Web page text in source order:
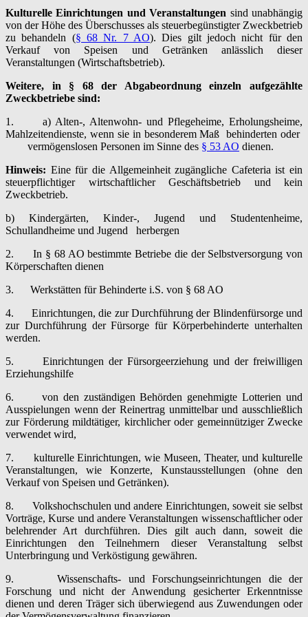
Kulturelle Einrichtungen und Veranstaltungen sind unabhängig
von der Höhe des Überschusses als steuerbegünstigter Zweckbetrieb
zu behandeln (§ 68 Nr. 7 AO). Dies gilt jedoch nicht für den
Verkauf von Speisen und Getränken anlässlich dieser
Veranstaltungen (Wirtschaftsbetrieb).
Weitere, in § 68 der Abgabeordnung einzeln aufgezählte
Zweckbetriebe sind:
1. a) Alten-, Altenwohn- und Pflegeheime, Erholungsheime,
Mahlzeitendienste, wenn sie in besonderem Maß behinderten oder
vermögenslosen Personen im Sinne des § 53 AO dienen.
Hinweis: Eine für die Allgemeinheit zugängliche Cafeteria ist ein
steuerpflichtiger wirtschaftlicher Geschäftsbetrieb und kein
Zweckbetrieb.
b) Kindergärten, Kinder-, Jugend und Studentenheime,
Schullandheime und Jugend herbergen
2. In § 68 AO bestimmte Betriebe die der Selbstversorgung von
Körperschaften dienen
3. Werkstätten für Behinderte i.S. von § 68 AO
4. Einrichtungen, die zur Durchführung der Blindenfürsorge und
zur Durchführung der Fürsorge für Körperbehinderte unterhalten
werden.
5. Einrichtungen der Fürsorgeerziehung und der freiwilligen
Erziehungshilfe
6. von den zuständigen Behörden genehmigte Lotterien und
Ausspielungen wenn der Reinertrag unmittelbar und ausschließlich
zur Förderung mildtätiger, kirchlicher oder gemeinnütziger Zwecke
verwendet wird,
7. kulturelle Einrichtungen, wie Museen, Theater, und kulturelle
Veranstaltungen, wie Konzerte, Kunstausstellungen (ohne den
Verkauf von Speisen und Getränken).
8. Volkshochschulen und andere Einrichtungen, soweit sie selbst
Vorträge, Kurse und andere Veranstaltungen wissenschaftlicher oder
belehrender Art durchführen. Dies gilt auch dann, soweit die
Einrichtungen den Teilnehmern dieser Veranstaltung selbst
Unterbringung und Verköstigung gewähren.
9. Wissenschafts- und Forschungseinrichtungen die der
Forschung und nicht der Anwendung gesicherter Erkenntnisse
dienen und deren Träger sich überwiegend aus Zuwendungen oder